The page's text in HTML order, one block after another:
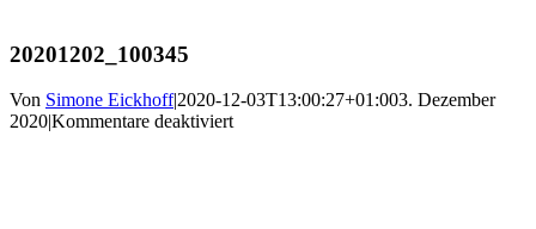
20201202_100345
Von Simone Eickhoff|2020-12-03T13:00:27+01:003. Dezember
2020|Kommentare deaktiviertfür